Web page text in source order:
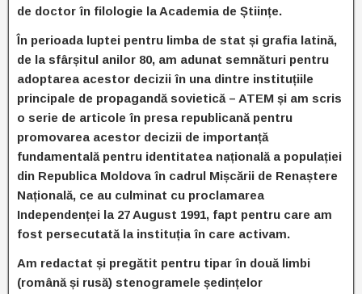
de doctor în filologie la Academia de Științe.
În perioada luptei pentru limba de stat și grafia latină,
de la sfârșitul anilor 80, am adunat semnături pentru
adoptarea acestor decizii în una dintre instituțiile
principale de propagandă sovietică – ATEM și am scris
o serie de articole în presa republicană pentru
promovarea acestor decizii de importanță
fundamentală pentru identitatea națională a populației
din Republica Moldova în cadrul Mișcării de Renaștere
Națională, ce au culminat cu proclamarea
Independenței la 27 August 1991, fapt pentru care am
fost persecutată la instituția în care activam.
Am redactat și pregătit pentru tipar în două limbi
(română și rusă) stenogramele ședințelor